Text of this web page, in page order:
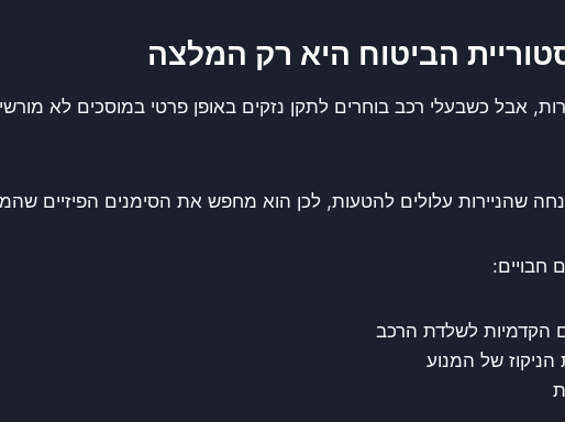
הביטוח היא רק המלצה
אבל כשבעלי רכב בוחרים לתקן נזקים באופן פרטי במוסכים לא
שהניירות עלולים להטעות, לכן הוא מחפש את הסימנים הפיזיים
חבויים:
הקדמיות לשלדת הרכב
הניקוז של המנוע